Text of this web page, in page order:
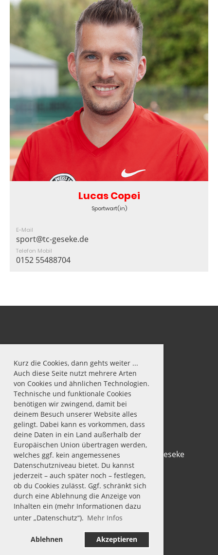
Kurz die Cookies, dann gehts weiter ...
Auch diese Seite nutzt mehrere Arten
von Cookies und ähnlichen Technologien.
Technische und funktionale Cookies
benötigen wir zwingend, damit bei
deinem Besuch unserer Website alles
gelingt. Dabei kann es vorkommen, dass
deine Daten in ein Land außerhalb der
Europäischen Union übertragen werden,
welches ggf. kein angemessenes
Datenschutzniveau bietet. Du kannst
jederzeit – auch später noch – festlegen,
ob du Cookies zulässt. Ggf. schränkt sich
durch eine Ablehnung die Anzeige von
Inhalten ein (mehr Informationen dazu
unter „Datenschutz“). Mehr Infos
Ablehnen Akzeptieren
Lucas Copei
Sportwart(in)
E-Mail
sport@tc-geseke.de
Telefon Mobil
0152 55488704
© Tennis-Club Rot-Weiß 1911 e.V. Geseke
Impressum